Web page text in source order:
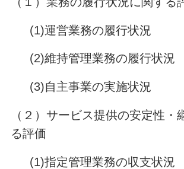
(1)運営業務の履行状況
(2)維持管理業務の履行状況
(3)自主事業の実施状況
（２）サービス提供の安定性・
る評価
(1)指定管理業務の収支状況